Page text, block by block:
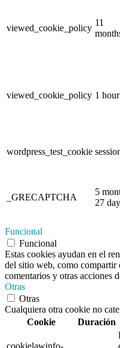
viewed_cookie_policy
11
viewed_cookie_policy 1 hour
wordpress_test_cookie
_GRECAPTCHA
5
27
Funcional
Funcional
Estas cookies ayudan en el
del sitio web, como compartir
comentarios y otras acciones
Otras
Otras
Cualquiera otra cookie no
Cookie
Duración
cookielawinfo-